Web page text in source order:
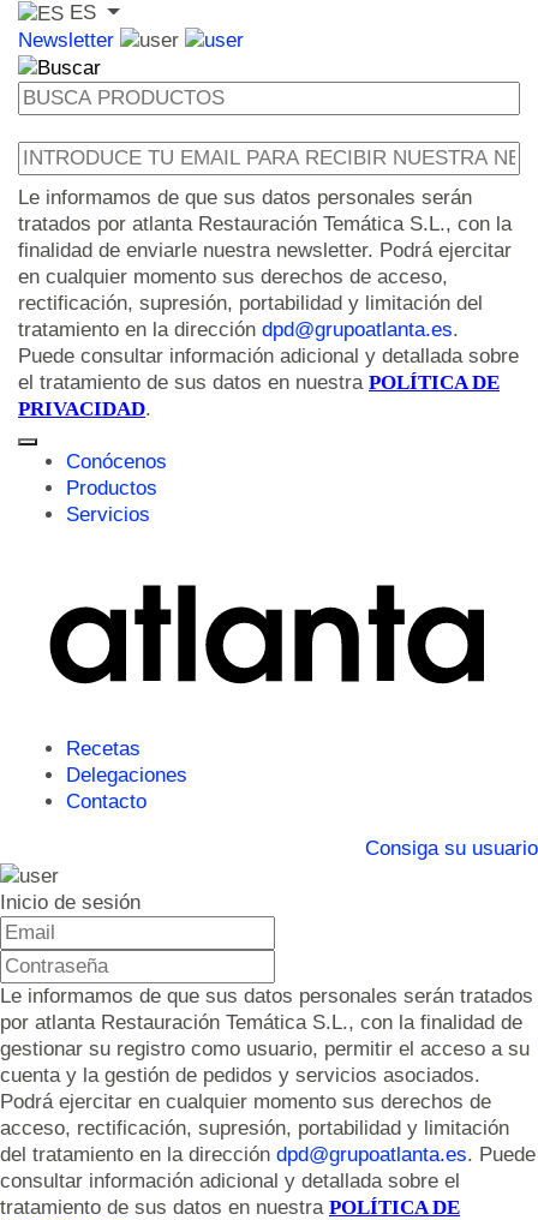
ES
Newsletter
Le informamos de que sus datos personales serán
tratados por atlanta Restauración Temática S.L., con la
finalidad de enviarle nuestra newsletter. Podrá ejercitar
en cualquier momento sus derechos de acceso,
rectificación, supresión, portabilidad y limitación del
tratamiento en la dirección dpd@grupoatlanta.es.
Puede consultar información adicional y detallada sobre
el tratamiento de sus datos en nuestra POLÍTICA DE
PRIVACIDAD.
Conócenos
Productos
Servicios
Recetas
Delegaciones
Contacto
Consiga su usuario
Inicio de sesión
Le informamos de que sus datos personales serán tratados
por atlanta Restauración Temática S.L., con la finalidad de
gestionar su registro como usuario, permitir el acceso a su
cuenta y la gestión de pedidos y servicios asociados.
Podrá ejercitar en cualquier momento sus derechos de
acceso, rectificación, supresión, portabilidad y limitación
del tratamiento en la dirección dpd@grupoatlanta.es. Puede
consultar información adicional y detallada sobre el
tratamiento de sus datos en nuestra POLÍTICA DE